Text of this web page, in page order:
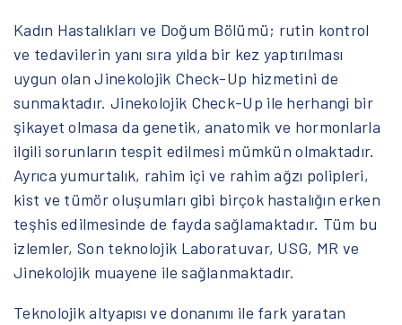
Kadın Hastalıkları ve Doğum Bölümü; rutin kontrol
ve tedavilerin yanı sıra yılda bir kez yaptırılması
uygun olan Jinekolojik Check-Up hizmetini de
sunmaktadır. Jinekolojik Check-Up ile herhangi bir
şikayet olmasa da genetik, anatomik ve hormonlarla
ilgili sorunların tespit edilmesi mümkün olmaktadır.
Ayrıca yumurtalık, rahim içi ve rahim ağzı polipleri,
kist ve tümör oluşumları gibi birçok hastalığın erken
teşhis edilmesinde de fayda sağlamaktadır. Tüm bu
izlemler, Son teknolojik Laboratuvar, USG, MR ve
Jinekolojik muayene ile sağlanmaktadır.
Teknolojik altyapısı ve donanımı ile fark yaratan